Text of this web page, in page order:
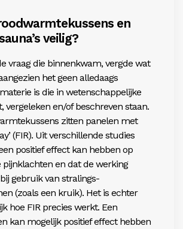
en
veilig?
vraag die binnenkwam, vergde wat
het geen alledaags
is die in wetenschappelijke
vergeleken en/of beschreven staan.
zitten panelen met
(FIR). Uit verschillende studies
positief effect kan hebben op
pijnklachten en dat de werking
gebruik van stralings-
(zoals een kruik). Het is echter
hoe FIR precies werkt. Een
kan mogelijk positief effect hebben